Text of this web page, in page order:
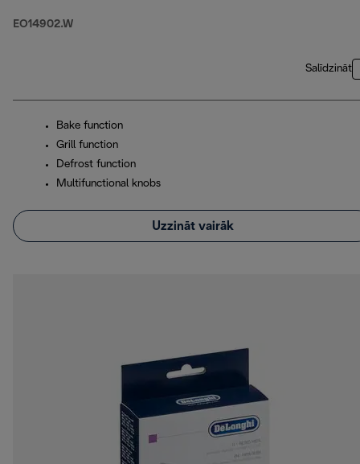
EO14902.W
Salīdzināt
Bake function
Grill function
Defrost function
Multifunctional knobs
Uzzināt vairāk